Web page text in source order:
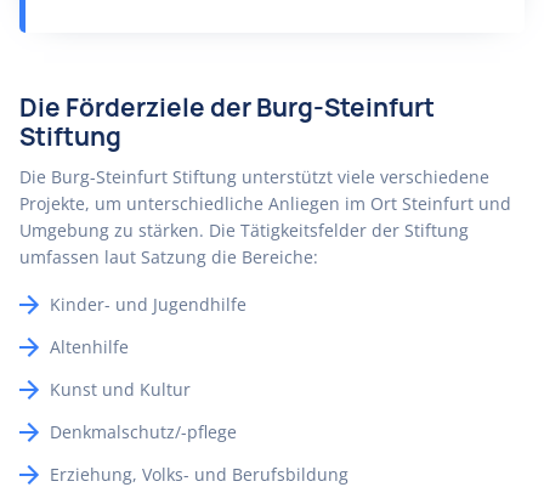
Die Förderziele der Burg-Steinfurt
Stiftung
Die Burg-Steinfurt Stiftung unterstützt viele verschiedene
Projekte, um unterschiedliche Anliegen im Ort Steinfurt und
Umgebung zu stärken. Die Tätigkeitsfelder der Stiftung
umfassen laut Satzung die Bereiche:
Kinder- und Jugendhilfe
Altenhilfe
Kunst und Kultur
Denkmalschutz/-pflege
Erziehung, Volks- und Berufsbildung